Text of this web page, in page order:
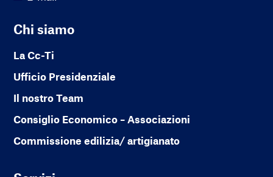
Chi siamo
La Cc-Ti
Ufficio Presidenziale
Il nostro Team
Consiglio Economico – Associazioni
Commissione edilizia/ artigianato